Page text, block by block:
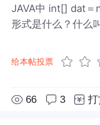
JAVA中 int[] dat＝
形式是什么？什么
给本帖投票
66 3 打